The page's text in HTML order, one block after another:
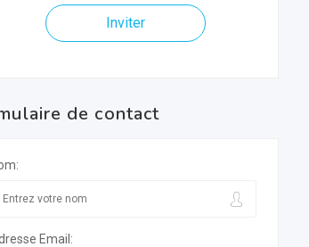
Inviter
de contact
Email: